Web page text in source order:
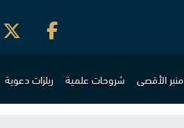
منبر الأقصى شروحات علمية ريلزات دعوية